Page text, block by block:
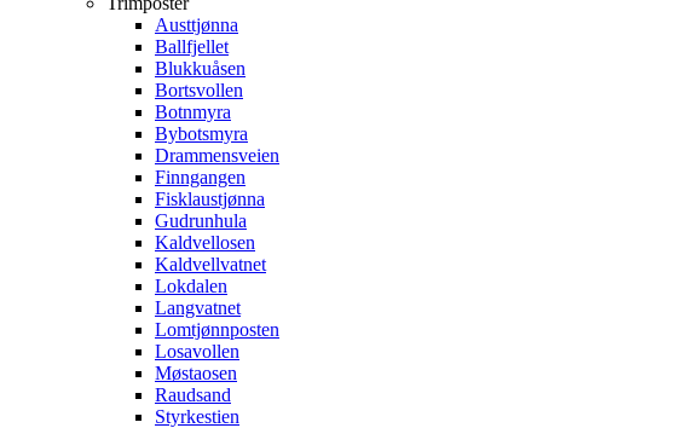
Austtjønna
Ballfjellet
Blukkuåsen
Bortsvollen
Botnmyra
Bybotsmyra
Drammensveien
Finngangen
Fisklaustjønna
Gudrunhula
Kaldvellosen
Kaldvellvatnet
Lokdalen
Langvatnet
Lomtjønnposten
Losavollen
Møstaosen
Raudsand
Styrkestien